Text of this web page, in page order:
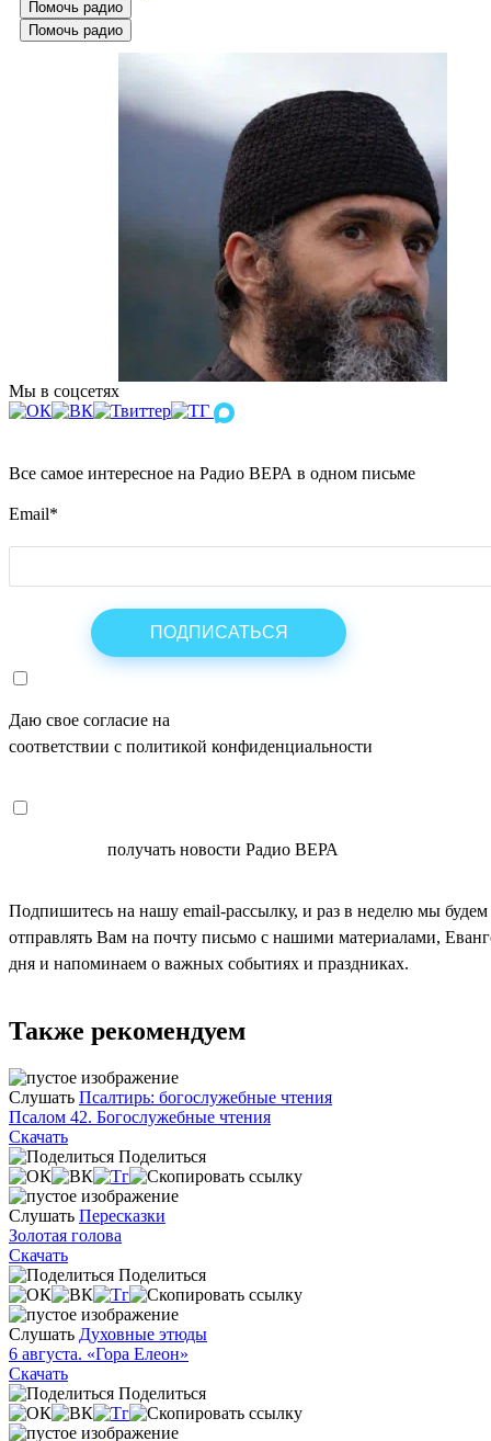
Помочь радио
Помочь радио
Мы в соцсетях
Все самое интересное на Радио ВЕРА в одном письме
Email*
Даю свое согласие на
соответствии с политикой конфиденциальности
получать новости Радио ВЕРА
Подпишитесь на нашу email-рассылку, и раз в неделю мы будем
отправлять Вам на почту письмо с нашими материалами,
дня и напоминаем о важных событиях и праздниках.
Также рекомендуем
Слушать Псалтирь: богослужебные чтения
Псалом 42. Богослужебные чтения
Скачать
Поделиться
Слушать Пересказки
Золотая голова
Скачать
Поделиться
Слушать Духовные этюды
6 августа. «Гора Елеон»
Скачать
Поделиться